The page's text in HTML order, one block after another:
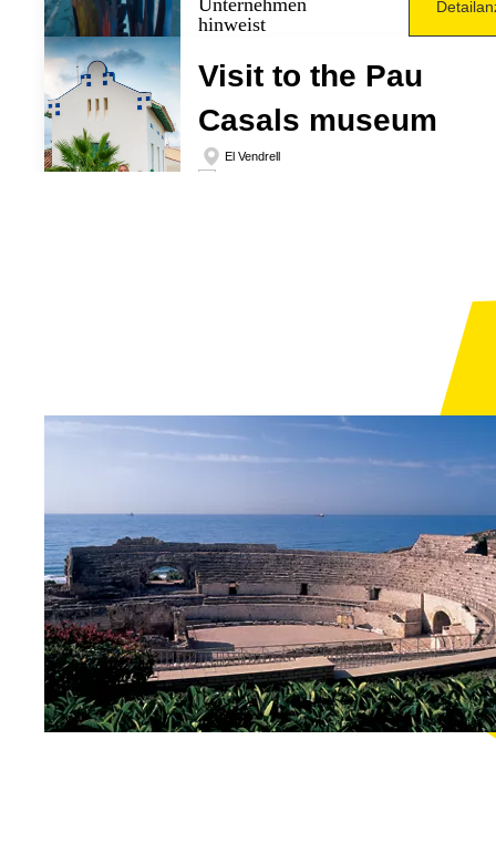
Visit to the Pau
Casals museum
El Vendrell
Fluss Ebro auf die
authentischste Art
und Weise
Die Welt der
Geschwindigkeit im